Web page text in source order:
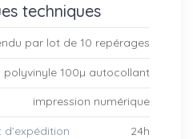
techniques
par lot de 10 repérages
polyvinyle 100µ autocollant
impression numérique
24h